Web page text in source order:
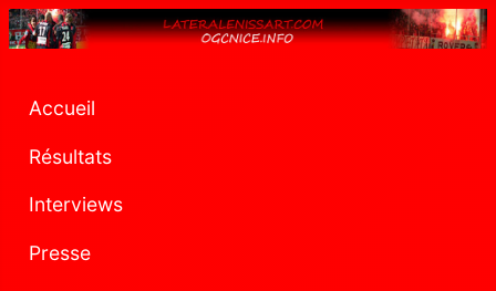
Accueil
Résultats
Interviews
Presse